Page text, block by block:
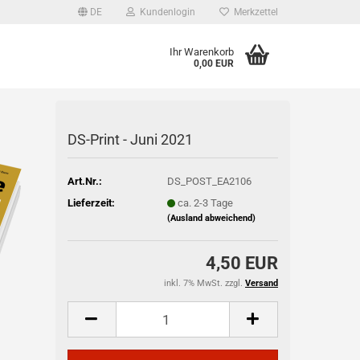
DE Kundenlogin
vergessen?
Merkzettel
Ihr Warenkorb
0,00 EUR
DS-Print - Juni 2021
Art.Nr.:
DS_POST_EA2106
Lieferzeit:
ca. 2-3 Tage
(Ausland abweichend)
4,50 EUR
inkl. 7% MwSt. zzgl. Versand